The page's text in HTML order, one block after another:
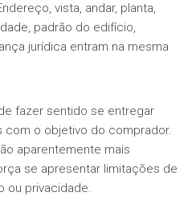
vista, andar, planta,
padrão do edifício,
jurídica entram na mesma
fazer sentido se entregar
o objetivo do comprador.
aparentemente mais
se apresentar limitações de
ou privacidade.